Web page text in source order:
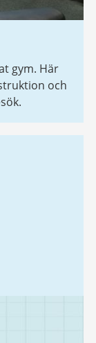
gym. Här
och